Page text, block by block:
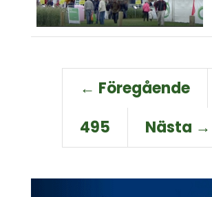
← Föregående
495
Nästa →